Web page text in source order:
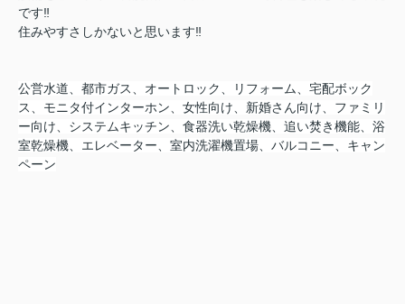
です‼︎
住みやすさしかないと思います‼︎
公営水道、都市ガス、オートロック、リフォーム、宅配ボック
ス、モニタ付インターホン、女性向け、新婚さん向け、ファミリ
ー向け、システムキッチン、食器洗い乾燥機、追い焚き機能、浴
室乾燥機、エレベーター、室内洗濯機置場、バルコニー、キャン
ペーン